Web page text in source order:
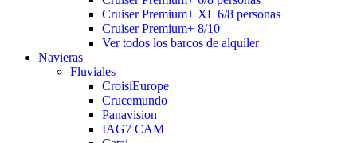
Cruiser Premium+ XL 6/8 personas
Cruiser Premium+ 8/10
Ver todos los barcos de alquiler
Navieras
Fluviales
CroisiEurope
Crucemundo
Panavision
IAG7 CAM